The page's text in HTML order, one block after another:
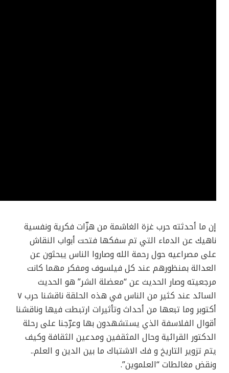
إن ما أحدثته حرب غزة الغاشمة من هزّات فكرية ونفسية
ناهيك عن الدماء التي تم سفكها فتحت أبواب النقاش
على مصراعيه حول رحمة الله وصاروا الناس يبحثون عن
العدالة بمنظورهم عند كل فيلسوف ومفكر مهما كانت
مرجعيته وصار الحديث عن “معضلة الشر” هو الحديث
السائد عند كثير من الناس في هذه الحلقة ناقشنا حرب ٧
أكتوبر وما تبعها من أحداث وتأثيرات ارتبطت فيها وناقشنا
أقوال الفلاسفة الذي يستشهدون بها وعرّجنا على رحلة
الدكتور القرائية وحال المثقفين ومدعين الثقافة وكيف
يتم تزوير التاريخ و فك الاشتباك ما بين الدين و العلم..
ونقض مغالطات “العلموين”.